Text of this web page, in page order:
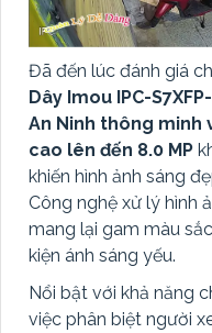
Đã đến lúc đánh giá
Dây Imou IPC-
An Ninh thông minh
cao lên đến 8.0 MP
khiến hình ảnh sáng
Công nghệ xử lý hình
mang lại gam màu
kiện ánh sáng yếu.
Nổi bật với khả năng
việc phân biệt người